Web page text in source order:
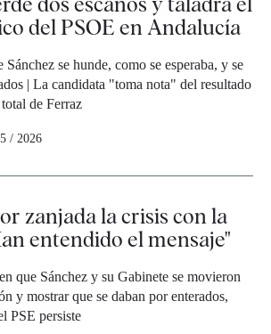
del PSOE en Andalucía
Sánchez se hunde, como se esperaba, y se
| La candidata "toma nota" del resultado
de Ferraz
/ 2026
zanjada la crisis con la
entendido el mensaje"
que Sánchez y su Gabinete se movieron
y mostrar que se daban por enterados,
PSE persiste